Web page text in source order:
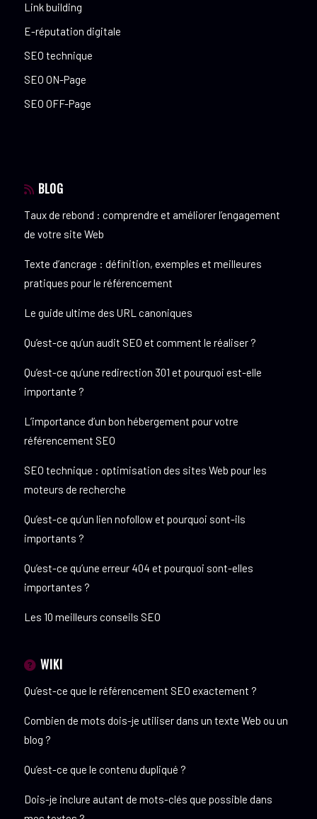
Link building
E-réputation digitale
SEO technique
SEO ON-Page
SEO OFF-Page
BLOG
Taux de rebond : comprendre et améliorer l’engagement
de votre site Web
Texte d’ancrage : définition, exemples et meilleures
pratiques pour le référencement
Le guide ultime des URL canoniques
Qu’est-ce qu’un audit SEO et comment le réaliser ?
Qu’est-ce qu’une redirection 301 et pourquoi est-elle
importante ?
L’importance d’un bon hébergement pour votre
référencement SEO
SEO technique : optimisation des sites Web pour les
moteurs de recherche
Qu’est-ce qu’un lien nofollow et pourquoi sont-ils
importants ?
Qu’est-ce qu’une erreur 404 et pourquoi sont-elles
importantes ?
Les 10 meilleurs conseils SEO
WIKI
Qu’est-ce que le référencement SEO exactement ?
Combien de mots dois-je utiliser dans un texte Web ou un
blog ?
Qu’est-ce que le contenu dupliqué ?
Dois-je inclure autant de mots-clés que possible dans